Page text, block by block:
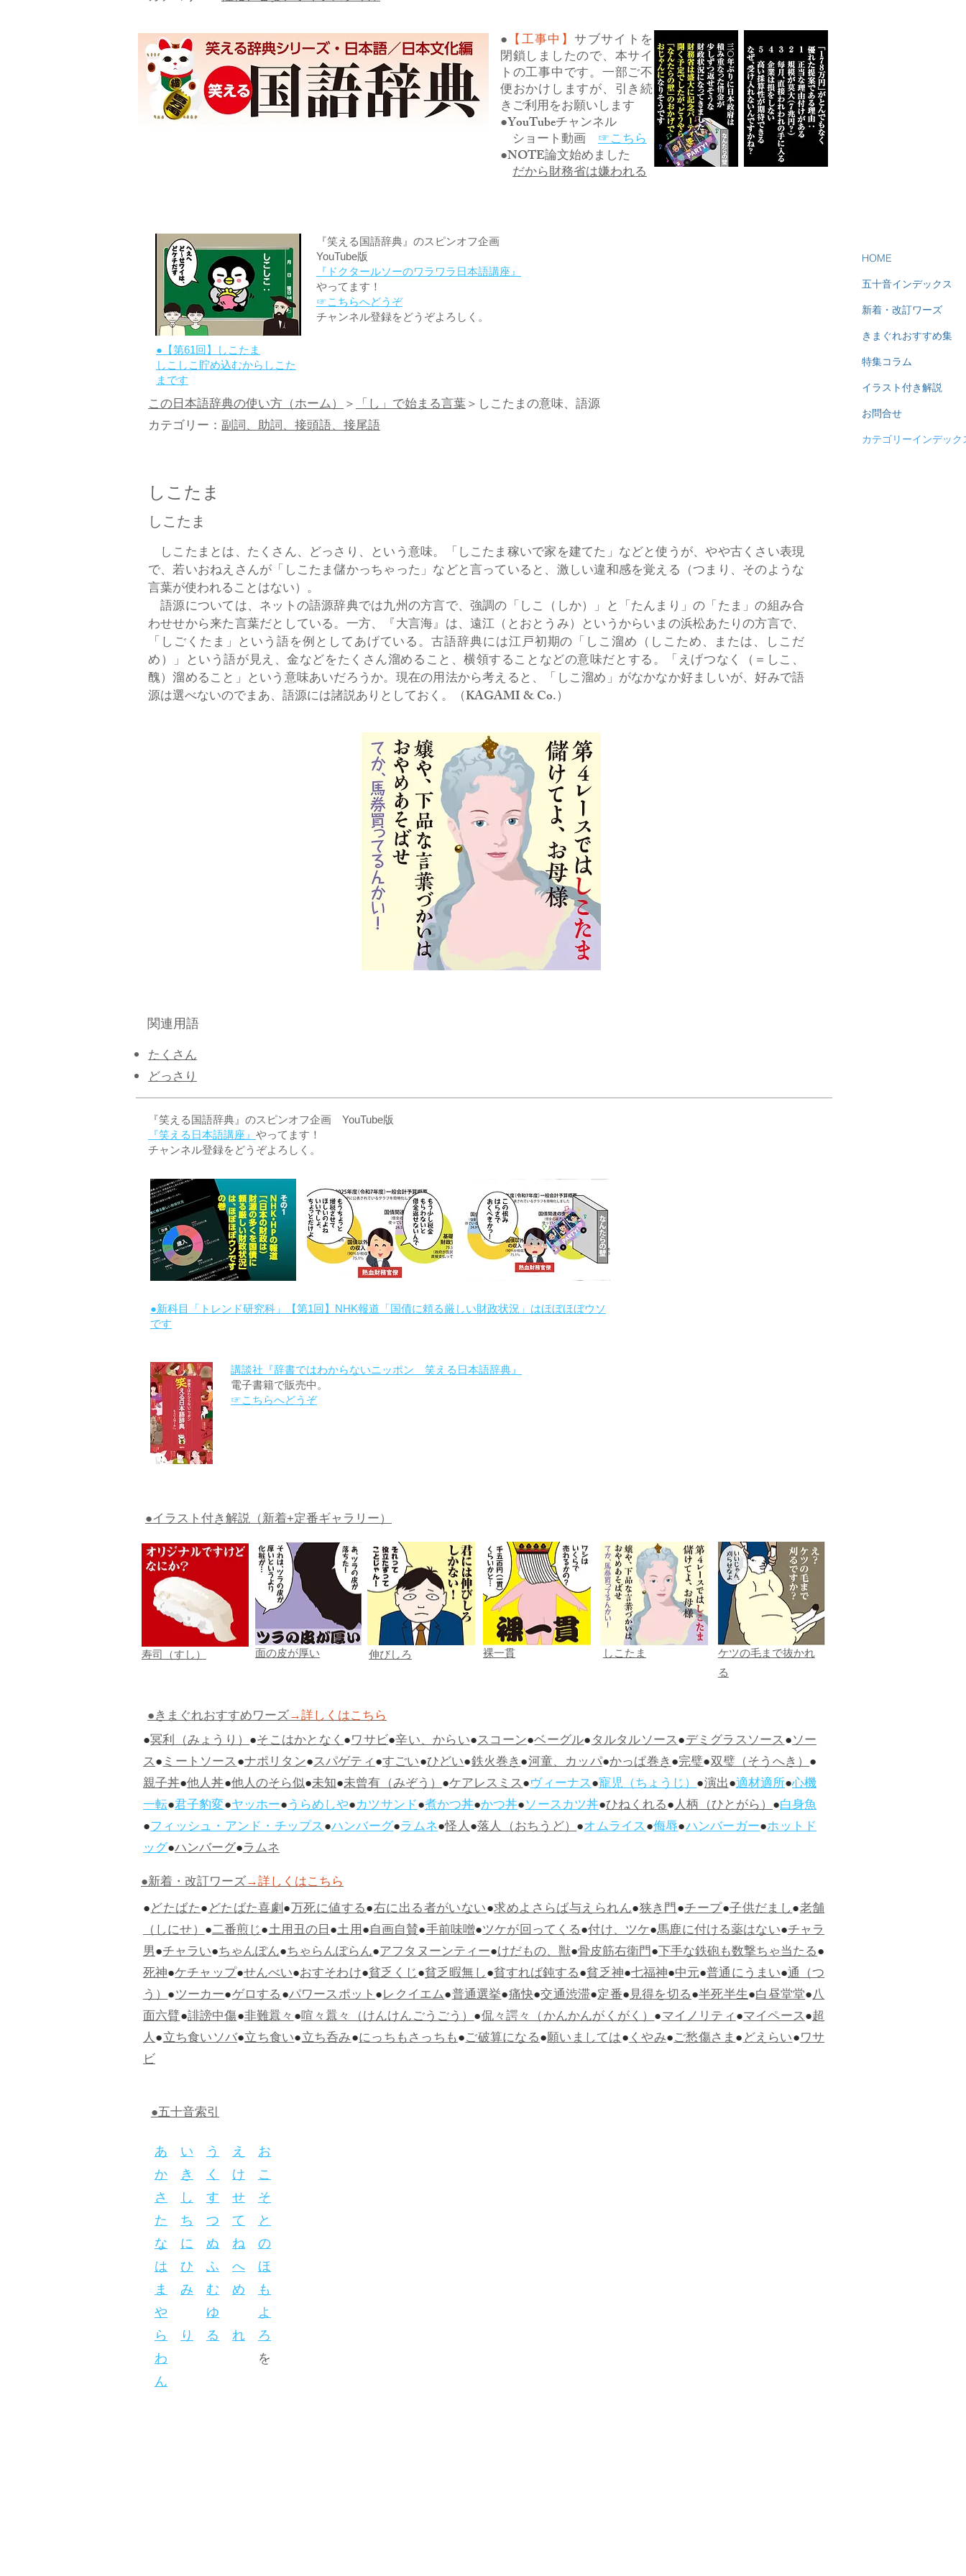
● 【工事中】サブサイトを
閉鎖しましたので、本サイ
トの工事中です。一部ご不
便おかけしますが、引き続
きご利用をお願いします
●YouTubeチャンネル
ショート動画 ☞こちら
●NOTE論文始めました
だから財務省は嫌われる
●【第61回】しこたま
しこしこ貯め込むからしこた
まです
『笑える国語辞典』のスピンオフ企画
YouTube版
『ドクタールソーのワラワラ日本語講座』
やってます！
☞こちらへどうぞ
チャンネル登録をどうぞよろしく。
この日本語辞典の使い方（ホーム）＞「し」で始まる言葉＞しこたまの意味、語源
カテゴリー： 副詞、助詞、接頭語、接尾語
しこたま
しこたま
しこたまとは、たくさん、どっさり、という意味。「しこたま稼いで家を建てた」などと使うが、やや古くさい表現
で、若いおねえさんが「しこたま儲かっちゃった」などと言っていると、激しい違和感を覚える（つまり、そのような
言葉が使われることはない）。
語源については、ネットの語源辞典では九州の方言で、強調の「しこ（しか）」と「たんまり」の「たま」の組み合
わせせから来た言葉だとしている。一方、『大言海』は、遠江（とおとうみ）というからいまの浜松あたりの方言で、
「しごくたま」という語を例としてあげている。古語辞典には江戸初期の「しこ溜め（しこため、または、しこだ
め）」という語が見え、金などをたくさん溜めること、横領することなどの意味だとする。「えげつなく（＝しこ、
醜）溜めること」という意味あいだろうか。現在の用法から考えると、「しこ溜め」がなかなか好ましいが、好みで語
源は選べないのでまあ、語源には諸説ありとしておく。（KAGAMI & Co.）
関連用語
たくさん
どっさり
HOME
五十音インデックス
新着・改訂ワーズ
きまぐれおすすめ集
特集コラム
イラスト付き解説
お問合せ
カテゴリーインデック
『笑える国語辞典』のスピンオフ企画 YouTube版
『笑える日本語講座』 やってます！
チャンネル登録をどうぞよろしく。
●新科目「トレンド研究科」【第1回】NHK報道「国債に頼る厳しい財政状況」はほぼほぼウソ
です
講談社『辞書ではわからないニッポン 笑える日本語辞典』
電子書籍で販売中。
☞こちらへどうぞ
●イラスト付き解説（新着+定番ギャラリー）
寿司（すし） 面の皮が厚い 伸びしろ 裸一貫 しこたま
ケツの毛まで抜かれ
る
●きまぐれおすすめワーズ→詳しくはこちら
●冥利（みょうり）●そこはかとなく●ワサビ●辛い、からい●スコーン●ベーグル●タルタルソース●デミグラスソース●ソー
ス●ミートソース●ナポリタン●スパゲティ●すごい●ひどい●鉄火巻き●河童、カッパ●かっぱ巻き●完璧●双璧（そうへき）●
親子丼●他人丼●他人のそら似●未知●未曾有（みぞう）●ケアレスミス●ヴィーナス●寵児（ちょうじ）●演出●適材適所●心機
一転●君子豹変●ヤッホー●うらめしや●カツサンド●煮かつ丼●かつ丼●ソースカツ丼●ひねくれる●人柄（ひとがら）●白身魚
●フィッシュ・アンド・チップス●ハンバーグ●ラムネ●怪人●落人（おちうど）●オムライス●侮辱●ハンバーガー●ホットド
ッグ●ハンバーグ●ラムネ
●新着・改訂ワーズ→詳しくはこちら
●どたばた●どたばた喜劇●万死に値する●右に出る者がいない●求めよさらば与えられん●狭き門●チープ●子供だまし●老舗
（しにせ）●二番煎じ●土用丑の日●土用●自画自賛●手前味噌●ツケが回ってくる●付け、ツケ●馬鹿に付ける薬はない●チャラ
男●チャラい●ちゃんぽん●ちゃらんぽらん●アフタヌーンティー●けだもの、獣●骨皮筋右衛門●下手な鉄砲も数撃ちゃ当たる●
死神●ケチャップ●せんべい●おすそわけ●貧乏くじ●貧乏暇無し●貧すれば鈍する●貧乏神●七福神●中元●普通にうまい●通（つ
う）●ツーカー●ゲロする●パワースポット●レクイエム●普通選挙●痛快●交通渋滞●定番●見得を切る●半死半生●白昼堂堂●八
面六臂●誹謗中傷●非難囂々●喧々囂々（けんけんごうごう）●侃々諤々（かんかんがくがく）●マイノリティ●マイペース●超
人●立ち食いソバ●立ち食い●立ち呑み●にっちもさっちも●ご破算になる●願いましては●くやみ●ご愁傷さま●どえらい●ワサ
ビ
●五十音索引
あ い う え お
か き く け こ
さ し す せ そ
た ち つ て と
な に ぬ ね の
は ひ ふ へ ほ
ま み む め も
や
ゆ
よ
ら り る れ ろ
わ を
ん